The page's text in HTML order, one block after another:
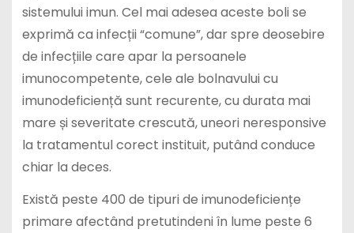
sistemului imun. Cel mai adesea aceste boli se
exprimă ca infecții “comune”, dar spre deosebire
de infecțiile care apar la persoanele
imunocompetente, cele ale bolnavului cu
imunodeficiență sunt recurente, cu durata mai
mare și severitate crescută, uneori neresponsive
la tratamentul corect instituit, putând conduce
chiar la deces.
Există peste 400 de tipuri de imunodeficiențe
primare afectând pretutindeni în lume peste 6